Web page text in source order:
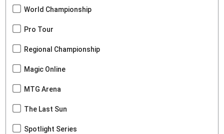
World Championship
Pro Tour
Regional Championship
Magic Online
MTG Arena
The Last Sun
Spotlight Series